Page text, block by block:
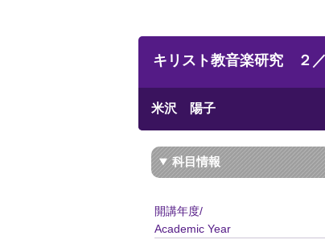
キリスト教音楽研究 ２
米沢 陽子
科目情報
開講年度/
Academic Year